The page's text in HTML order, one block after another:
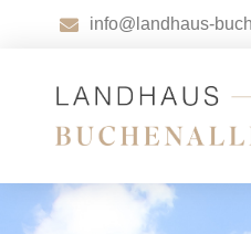
info@landhaus-